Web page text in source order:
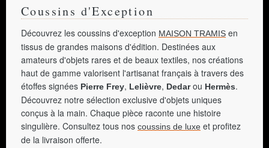
Coussins d'Exception
Découvrez les coussins d'exception MAISON TRAMIS en
tissus de grandes maisons d'édition. Destinées aux
amateurs d'objets rares et de beaux textiles, nos créations
haut de gamme valorisent l'artisanat français à travers des
étoffes signées Pierre Frey, Lelièvre, Dedarou Hermès.
Découvrez notre sélection exclusive d'objets uniques
conçus à la main. Chaque pièce raconte une histoire
singulière. Consultez tous nos coussins de luxe et profitez
de la livraison offerte.